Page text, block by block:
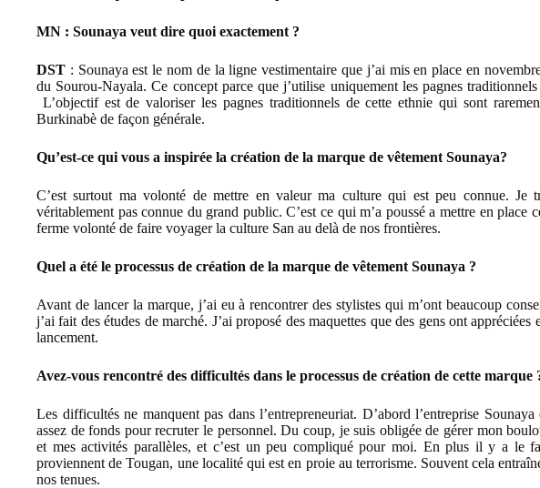
MN : Sounaya veut dire quoi exactement ?
DST : Sounaya est le nom de la ligne vestimentaire que j’ai mis en place en
du Sourou-Nayala. Ce concept parce que j’utilise uniquement les pagnes
L’objectif est de valoriser les pagnes traditionnels de cette ethnie qui sont
Burkinabè de façon générale.
Qu’est-ce qui vous a inspirée la création de la marque de vêtement Sounaya?
C’est surtout ma volonté de mettre en valeur ma culture qui est peu connue. Je
véritablement pas connue du grand public. C’est ce qui m’a poussé a mettre en place
ferme volonté de faire voyager la culture San au delà de nos frontières.
Quel a été le processus de création de la marque de vêtement Sounaya ?
Avant de lancer la marque, j’ai eu à rencontrer des stylistes qui m’ont beaucoup
j’ai fait des études de marché. J’ai proposé des maquettes que des gens ont
lancement.
Avez-vous rencontré des difficultés dans le processus de création de cette marque
Les difficultés ne manquent pas dans l’entrepreneuriat. D’abord l’entreprise
assez de fonds pour recruter le personnel. Du coup, je suis obligée de gérer mon
et mes activités parallèles, et c’est un peu compliqué pour moi. En plus il y a le
proviennent de Tougan, une localité qui est en proie au terrorisme. Souvent cela
nos tenues.